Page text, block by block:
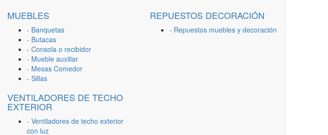
MUEBLES
- Banquetas
- Butacas
- Consola o recibidor
- Mueble auxiliar
- Mesas Comedor
- Sillas
REPUESTOS DECORACIÓN
- Repuestos muebles y decoración
VENTILADORES DE TECHO
EXTERIOR
- Ventiladores de techo exterior
con luz